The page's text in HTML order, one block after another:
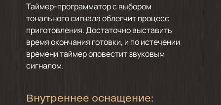
Таймер-программатор с выбором
тонального сигнала облегчит процесс
приготовления. Достаточно выставить
время окончания готовки, и по истечении
времени таймер оповестит звуковым
сигналом.
Внутреннее оснащение: